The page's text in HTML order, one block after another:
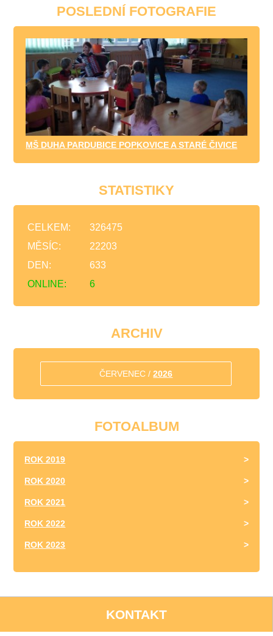
POSLEDNÍ FOTOGRAFIE
MŠ DUHA PARDUBICE POPKOVICE A STARÉ ČIVICE
STATISTIKY
ONLINE: 6
CELKEM:
326475
MĚSÍC:
22203
DEN:
633
ARCHIV
ČERVENEC /2026
FOTOALBUM
ROK 2019
ROK 2020
ROK 2021
ROK 2022
ROK 2023
KONTAKT